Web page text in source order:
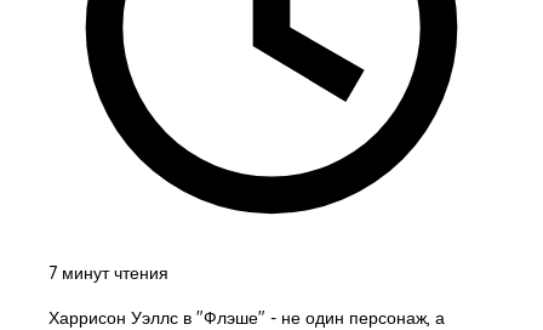
7 минут чтения
Харрисон Уэллс в "Флэше" - не один персонаж, а